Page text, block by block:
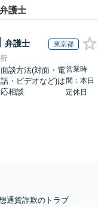
護士
弁護士 東京都
面談方法(対面・電
話・ビデオなど)は
応相談
営業時
間：本日
定休日
通貨詐欺のトラブ